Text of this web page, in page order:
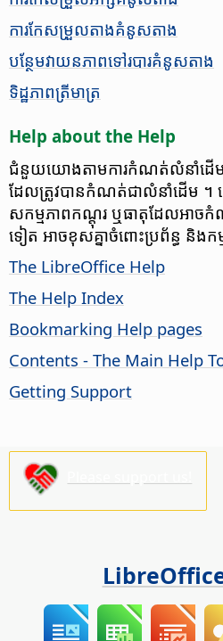
​ការ​កែសម្រួល​តាង​គំនូស​តាង​
បន្ថែម​វាយនភាព​ទៅ​របារ​គំនូស​តាង
ទិដ្ឋភាព​ត្រីមាត្រ
Help about the Help
ជំនួយ​យោង​តាម​ការ​កំណត់​លំនាំដើម​រ
ដែល​ត្រូវបានកំណត់​ជា​លំនាំដើម
សកម្មភាព​កណ្ដុរ ឬ​ធាតុ​ដែល​អាច​កំ
ទៀត​ អាច​ខុសគ្នា​ចំពោះ​ប្រព័ន្ធ និង​ក
The LibreOffice Help
The Help Index
Bookmarking Help pages
Contents - The Main Help
Getting Support